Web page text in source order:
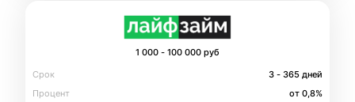
1 000 - 100 000 руб
Срок
3 - 365 дней
Процент
от 0,8%